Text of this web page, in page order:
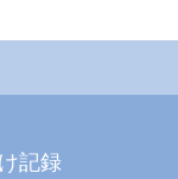
記録